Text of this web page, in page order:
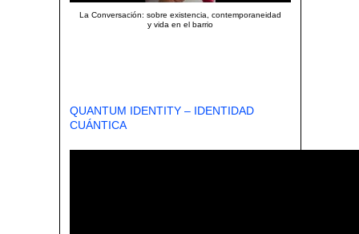
La Conversación: sobre existencia, contemporaneidad
y vida en el barrio
QUANTUM IDENTITY – IDENTIDAD
CUÁNTICA